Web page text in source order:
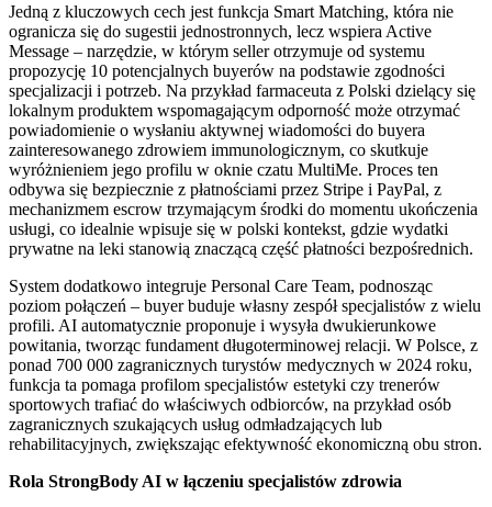
Jedną z kluczowych cech jest funkcja Smart Matching, która nie
ogranicza się do sugestii jednostronnych, lecz wspiera Active
Message – narzędzie, w którym seller otrzymuje od systemu
propozycję 10 potencjalnych buyerów na podstawie zgodności
specjalizacji i potrzeb. Na przykład farmaceuta z Polski dzielący się
lokalnym produktem wspomagającym odporność może otrzymać
powiadomienie o wysłaniu aktywnej wiadomości do buyera
zainteresowanego zdrowiem immunologicznym, co skutkuje
wyróżnieniem jego profilu w oknie czatu MultiMe. Proces ten
odbywa się bezpiecznie z płatnościami przez Stripe i PayPal, z
mechanizmem escrow trzymającym środki do momentu ukończenia
usługi, co idealnie wpisuje się w polski kontekst, gdzie wydatki
prywatne na leki stanowią znaczącą część płatności bezpośrednich.
System dodatkowo integruje Personal Care Team, podnosząc
poziom połączeń – buyer buduje własny zespół specjalistów z wielu
profili. AI automatycznie proponuje i wysyła dwukierunkowe
powitania, tworząc fundament długoterminowej relacji. W Polsce, z
ponad 700 000 zagranicznych turystów medycznych w 2024 roku,
funkcja ta pomaga profilom specjalistów estetyki czy trenerów
sportowych trafiać do właściwych odbiorców, na przykład osób
zagranicznych szukających usług odmładzających lub
rehabilitacyjnych, zwiększając efektywność ekonomiczną obu stron.
Rola StrongBody AI w łączeniu specjalistów zdrowia